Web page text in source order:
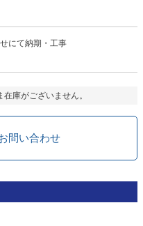
にて納期・工事
庫がございません。
問い合わせ